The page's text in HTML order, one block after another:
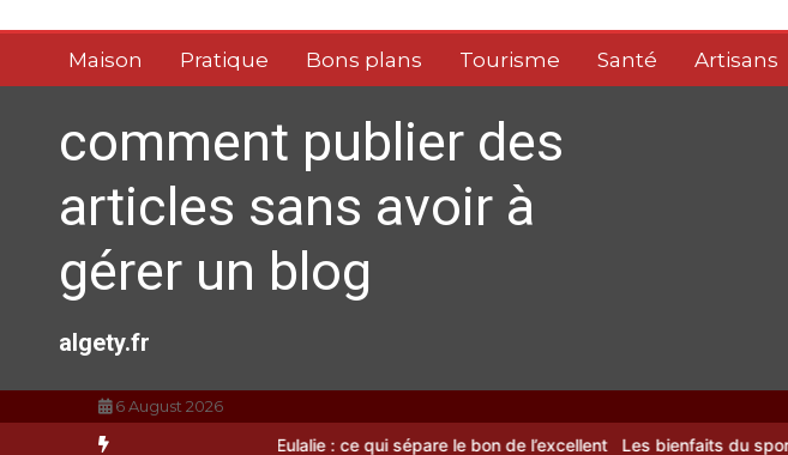
contenuMaison Pratique Bons plans Tourisme Santé Artisans
comment publier des
articles sans avoir à
gérer un blog
algety.fr
6 August 2026
à Sainte-Eulalie : ce qui sépare le bon de l’excellent Les bienfaits du sport : comment